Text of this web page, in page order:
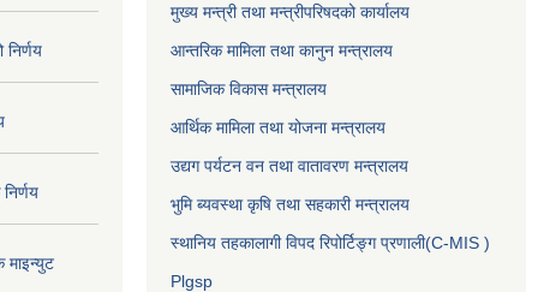
माइन्युट
मुख्य मन्त्री तथा मन्त्रीपरिषदको कार्यालय
आन्तरिक मामिला तथा कानुन मन्त्रालय
सामाजिक विकास मन्त्रालय
आर्थिक मामिला तथा योजना मन्त्रालय
उद्यग पर्यटन वन तथा वातावरण मन्त्रालय
भुमि ब्यवस्था कृषि तथा सहकारी मन्त्रालय
स्थानिय तहकालागी विपद रिपोर्टिङ्ग प्रणाली(C-MIS )
Plgsp